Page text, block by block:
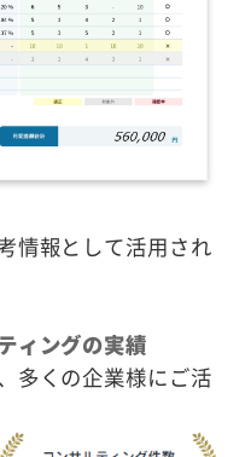
情報として活用され
ィングの実績
多くの企業様にご活